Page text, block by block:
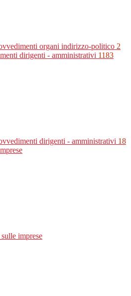
organi indirizzo-politico 2
dirigenti - amministrativi 1183
dirigenti - amministrativi 18
imprese